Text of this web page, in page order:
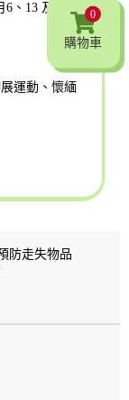
、13 及 20日
運動、懷緬
0
購物車
防走失物品